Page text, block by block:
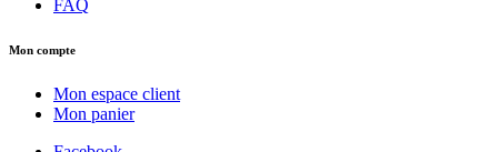
FAQ
Mon compte
Mon espace client
Mon panier